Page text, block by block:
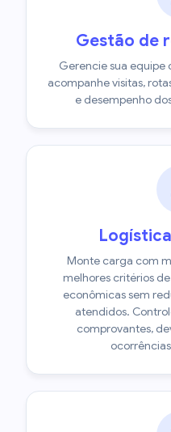
Gestão de
Gerencie sua equipe
acompanhe visitas,
e desempenho
Monte carga com
melhores critérios
econômicas sem
atendidos.
comprovantes,